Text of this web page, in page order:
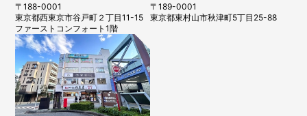
〒188-0001
東京都西東京市谷戸町２丁目11-15
ファーストコンフォート1階
〒189-0001
東京都東村山市秋津町5丁目25-88